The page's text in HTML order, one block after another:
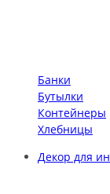
Банки
Бутылки
Контейнеры
Хлебницы
Декор для